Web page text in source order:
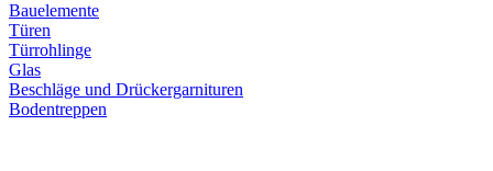
Bauelemente
Türen
Türrohlinge
Glas
Beschläge und Drückergarnituren
Bodentreppen